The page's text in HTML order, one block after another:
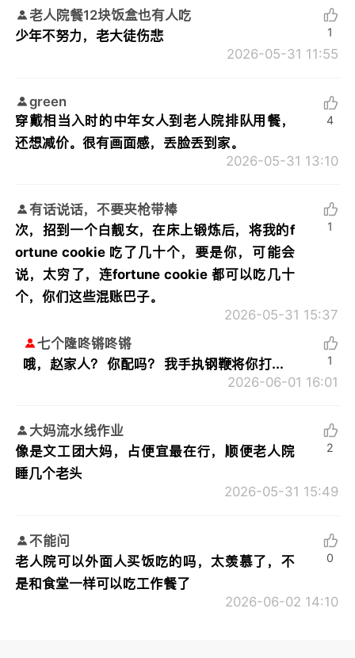
老人院餐12块饭盒也有人吃
少年不努力，老大徒伤悲
2026-05-31 11:55
1
green
穿戴相当入时的中年女人到老人院排队用餐，
还想减价。很有画面感，丢脸丢到家。
2026-05-31 13:10
4
有话说话，不要夹枪带棒
次，招到一个白靓女，在床上锻炼后，将我的f
ortune cookie 吃了几十个，要是你，可能会
说，太穷了，连fortune cookie 都可以吃几十
个，你们这些混账巴子。
2026-05-31 15:37
1
七个隆咚锵咚锵
哦，赵家人？ 你配吗？ 我手执钢鞭将你打...
2026-06-01 16:01
1
大妈流水线作业
像是文工团大妈，占便宜最在行，顺便老人院
睡几个老头
2026-05-31 15:49
2
不能问
老人院可以外面人买饭吃的吗，太羡慕了，不
是和食堂一样可以吃工作餐了
2026-06-02 14:10
0